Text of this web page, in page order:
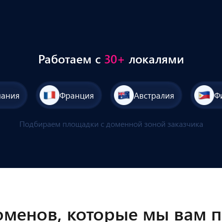
Работаем с 30+ локалями
Франция Австралия
Подбираем площадки с доменной зоной заказчика
которые мы вам